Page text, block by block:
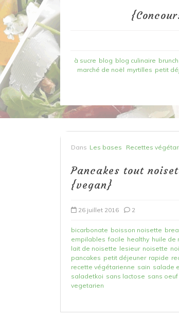
à sucre blog blog culinaire brunch
marché de noël myrtilles petit
Dans Les bases Recettes
Pancakes tout
{vegan}
26 juillet 2016 2
bicarbonate boisson noisette
empilables facile healthy huile de
lait de noisette lesieur noisette
pancakes petit déjeuner rapide
recette végétarienne sain salade
saladetkoi sans lactose sans oeuf
vegetarien
Filet de
fondue de
et tuile épicée
6 mars 2020